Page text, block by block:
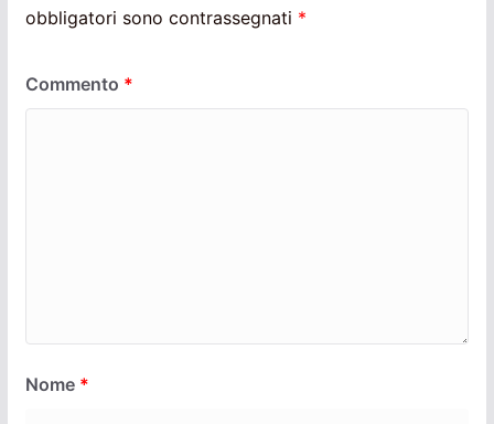
obbligatori sono contrassegnati *
Commento *
Nome *